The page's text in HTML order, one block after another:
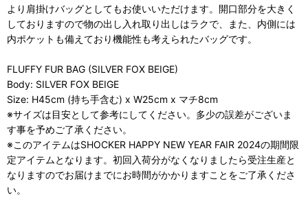
より肩掛けバッグとしてもお使いいただけます。開口部分を大きく
しておりますので物の出し入れ取り出しはラクで、また、内側には
内ポケットも備えており機能性も考えられたバッグです。
FLUFFY FUR BAG (SILVER FOX BEIGE)
Body: SILVER FOX BEIGE
Size: H45cm (持ち手含む) x W25cm x マチ8cm
※サイズは目安として参考にしてください。多少の誤差がございま
す事を予めご了承ください。
※このアイテムはSHOCKER HAPPY NEW YEAR FAIR 2024の期間限
定アイテムとなります。初回入荷分がなくなりましたら受注生産と
なりますのでお届けまでにお時間がかかりますことをご了承くださ
い。